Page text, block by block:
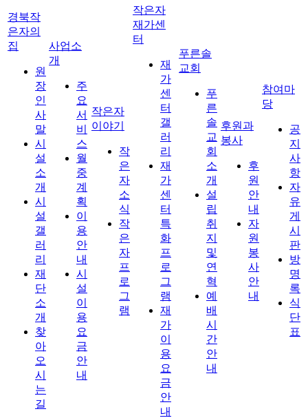
후원과 봉사 참여마당
경북작
은자의
집
원
장
인
사
말
시
설
소
개
시
설
갤
러
리
재
단
소
개
찾
아
오
시
는
길
사업소
개
주
요
서
비
스
월
중
계
획
이
용
안
내
시
설
이
용
요
금
안
내
작은자
이야기
작
은
자
소
식
작
은
자
프
로
그
램
작은자
재가센
터
재
가
센
터
갤
러
리
재
가
센
터
특
화
프
로
그
램
재
가
이
용
요
금
안
내
푸른솔
교회
푸
른
솔
교
회
소
개
설
립
취
지
및
연
혁
예
배
시
간
안
내
후원과
봉사
후
원
안
내
자
원
봉
사
안
내
참여마
당
공
지
사
항
자
유
게
시
판
방
명
록
식
단
표